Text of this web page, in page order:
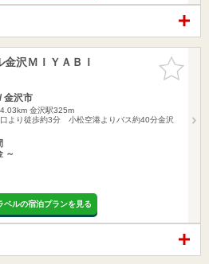
お気に入
りに追加
沢ＭＩＹＡＢＩ
金沢市
金沢駅325m
より徒歩約3分 小松空港よりバス約40分金沢
～
ベルの宿泊プランを見る